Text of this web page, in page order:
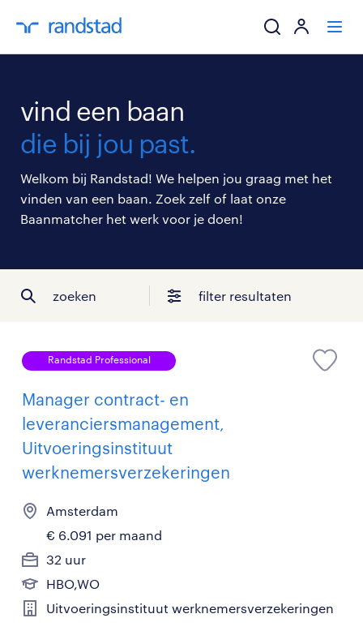
mijn carrière
over randstad
vind een baan
die bij jou past.
Welkom bij Randstad! We helpen jou graag met het
vinden van een baan. Zoek zelf of laat onze
Baanmatcher het werk voor je doen!
zoeken filter resultaten
Randstad Professional
Manager contract- en
leveranciersmanagement,
Uitvoeringsinstituut
werknemersverzekeringen
Amsterdam
€ 6.091 per maand
32 uur
HBO,WO
Uitvoeringsinstituut werknemersverzekeringen